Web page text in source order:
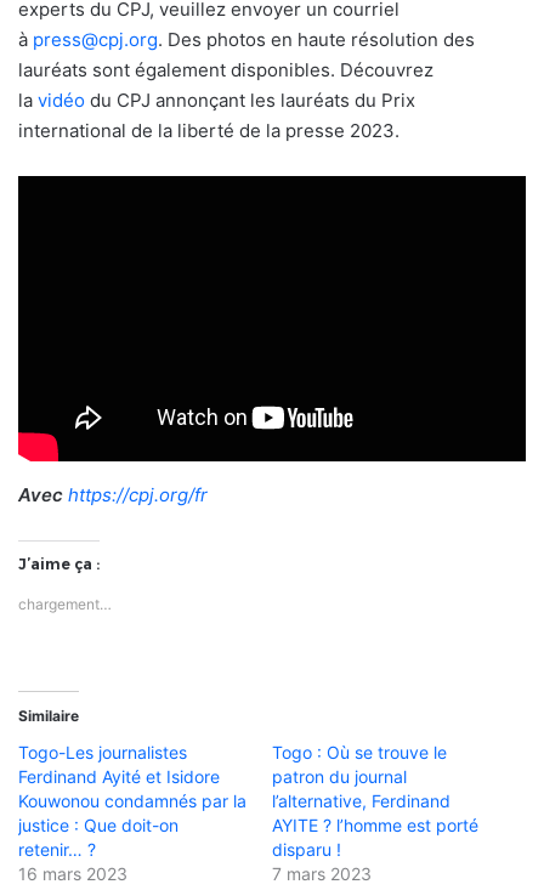
experts du CPJ, veuillez envoyer un courriel
à press@cpj.org. Des photos en haute résolution des
lauréats sont également disponibles. Découvrez
la vidéo du CPJ annonçant les lauréats du Prix
international de la liberté de la presse 2023.
Avec https://cpj.org/fr
J’aime ça :
chargement…
Similaire
Togo-Les journalistes
Ferdinand Ayité et Isidore
Kouwonou condamnés par la
justice : Que doit-on
retenir… ?
16 mars 2023
Togo : Où se trouve le
patron du journal
l’alternative, Ferdinand
AYITE ? l’homme est porté
disparu !
7 mars 2023